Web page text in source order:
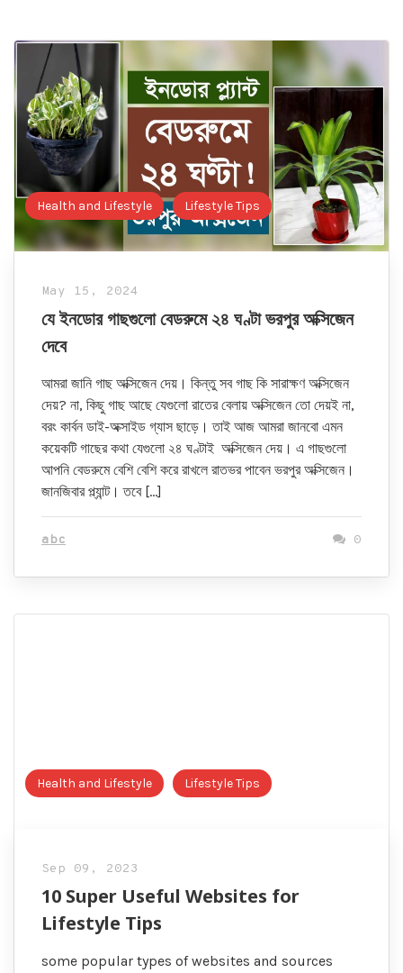
Health and Lifestyle Lifestyle Tips
May 15, 2024
যে ইনডোর গাছগুলো বেডরুমে ২৪ ঘণ্টা ভরপুর অক্সিজেন
দেবে
আমরা জানি গাছ অক্সিজেন দেয়। কিন্তু সব গাছ কি সারাক্ষণ অক্সিজেন
দেয়? না, কিছু গাছ আছে যেগুলো রাতের বেলায় অক্সিজেন তো দেয়ই না,
বরং কার্বন ডাই-অক্সাইড গ্যাস ছাড়ে। তাই আজ আমরা জানবো এমন
কয়েকটি গাছের কথা যেগুলো ২৪ ঘণ্টাই অক্সিজেন দেয়। এ গাছগুলো
আপনি বেডরুমে বেশি বেশি করে রাখলে রাতভর পাবেন ভরপুর অক্সিজেন।
জানজিবার প্ল্যান্ট। তবে […]
abc 0
Health and Lifestyle Lifestyle Tips
Sep 09, 2023
10 Super Useful Websites for
Lifestyle Tips
some popular types of websites and sources